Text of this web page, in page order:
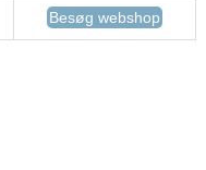
Besøg webshop